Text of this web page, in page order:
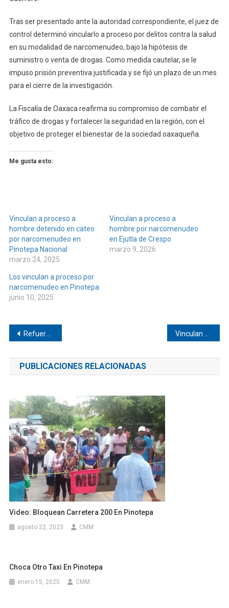
Tras ser presentado ante la autoridad correspondiente, el juez de
control determinó vincularlo a proceso por delitos contra la salud
en su modalidad de narcomenudeo, bajo la hipótesis de
suministro o venta de drogas. Como medida cautelar, se le
impuso prisión preventiva justificada y se fijó un plazo de un mes
para el cierre de la investigación.
La Fiscalía de Oaxaca reafirma su compromiso de combatir el
tráfico de drogas y fortalecer la seguridad en la región, con el
objetivo de proteger el bienestar de la sociedad oaxaqueña.
Me gusta esto:
Vinculan a proceso a
hombre detenido en cateo
por narcomenudeo en
Pinotepa Nacional
marzo 24, 2025
Vinculan a proceso a
hombre por narcomenudeo
en Ejutla de Crespo
marzo 9, 2026
Los vinculan a proceso por
narcomenudeo en Pinotepa
junio 10, 2025
Navegación
de
entradas
Refuerzan seguridad en Pinotepa de Don Luis con videovigilancia
PUBLICACIONES RELACIONADAS
Video: Bloquean Carretera 200 En Pinotepa
agosto 22, 2023 CMM
Choca Otro Taxi En Pinotepa
enero 15, 2025 CMM